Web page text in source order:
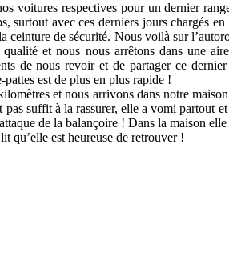
voitures respectives pour un dernier
surtout avec ces derniers jours chargés
ceinture de sécurité. Nous voilà sur
qualité et nous nous arrêtons dans une
de nous revoir et de partager ce
est de plus en plus rapide !
et nous arrivons dans notre
pas suffit à la rassurer, elle a vomi partout
de la balançoire ! Dans la maison
qu’elle est heureuse de retrouver !